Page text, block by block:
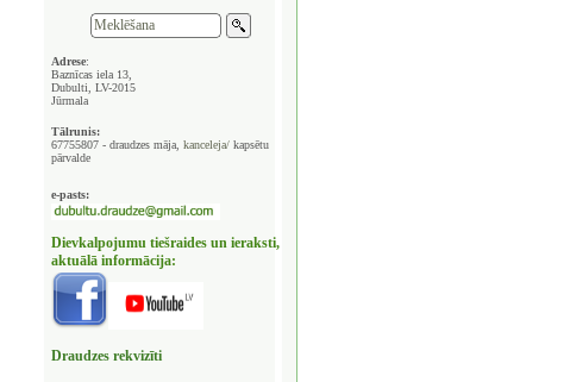
Adrese:
Baznīcas iela 13,
Dubulti, LV-2015
Jūrmala
Tālrunis:
67755807 - draudzes māja, kanceleja/ kapsētu
pārvalde
e-pasts:
Dievkalpojumu tiešraides un ieraksti,
aktuālā informācija:
Draudzes rekvizīti